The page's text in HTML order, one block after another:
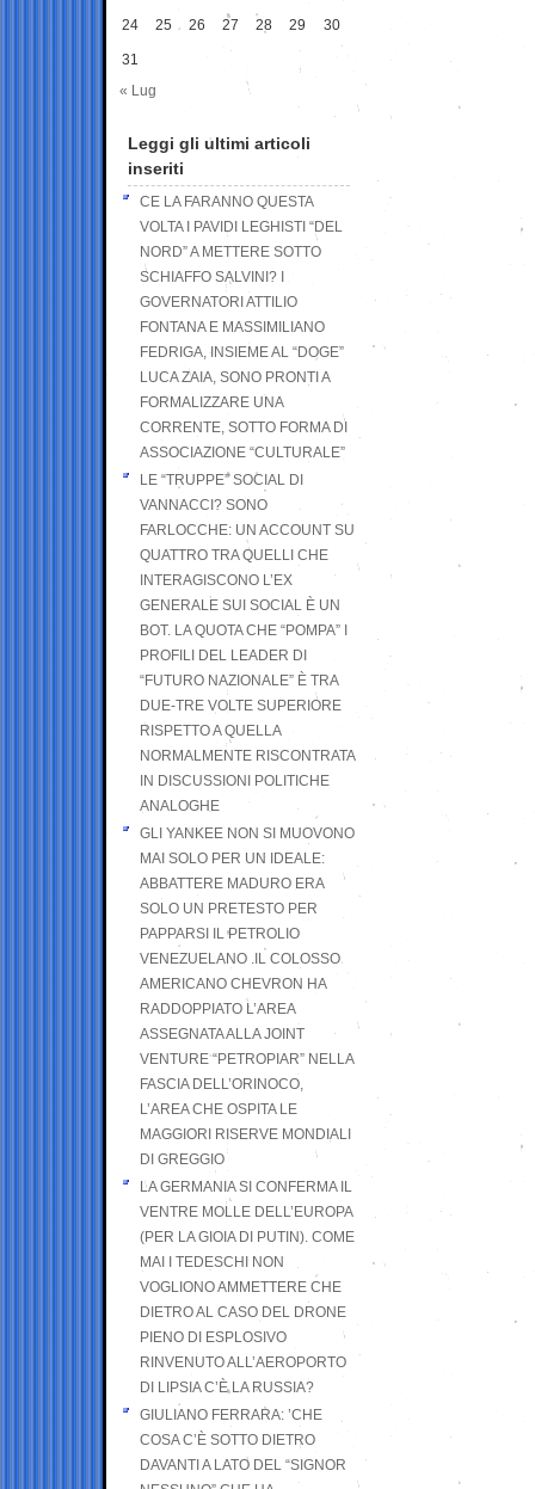
24 25 26 27 28 29 30
31
« Lug
Leggi gli ultimi articoli
inseriti
CE LA FARANNO QUESTA
VOLTA I PAVIDI LEGHISTI “DEL
NORD” A METTERE SOTTO
SCHIAFFO SALVINI? I
GOVERNATORI ATTILIO
FONTANA E MASSIMILIANO
FEDRIGA, INSIEME AL “DOGE”
LUCA ZAIA, SONO PRONTI A
FORMALIZZARE UNA
CORRENTE, SOTTO FORMA DI
ASSOCIAZIONE “CULTURALE”
LE “TRUPPE” SOCIAL DI
VANNACCI? SONO
FARLOCCHE: UN ACCOUNT SU
QUATTRO TRA QUELLI CHE
INTERAGISCONO L’EX
GENERALE SUI SOCIAL È UN
BOT. LA QUOTA CHE “POMPA” I
PROFILI DEL LEADER DI
“FUTURO NAZIONALE” È TRA
DUE-TRE VOLTE SUPERIORE
RISPETTO A QUELLA
NORMALMENTE RISCONTRATA
IN DISCUSSIONI POLITICHE
ANALOGHE
GLI YANKEE NON SI MUOVONO
MAI SOLO PER UN IDEALE:
ABBATTERE MADURO ERA
SOLO UN PRETESTO PER
PAPPARSI IL PETROLIO
VENEZUELANO .IL COLOSSO
AMERICANO CHEVRON HA
RADDOPPIATO L’AREA
ASSEGNATA ALLA JOINT
VENTURE “PETROPIAR” NELLA
FASCIA DELL’ORINOCO,
L’AREA CHE OSPITA LE
MAGGIORI RISERVE MONDIALI
DI GREGGIO
LA GERMANIA SI CONFERMA IL
VENTRE MOLLE DELL’EUROPA
(PER LA GIOIA DI PUTIN). COME
MAI I TEDESCHI NON
VOGLIONO AMMETTERE CHE
DIETRO AL CASO DEL DRONE
PIENO DI ESPLOSIVO
RINVENUTO ALL’AEROPORTO
DI LIPSIA C’È LA RUSSIA?
GIULIANO FERRARA: ’CHE
COSA C’È SOTTO DIETRO
DAVANTI A LATO DEL “SIGNOR